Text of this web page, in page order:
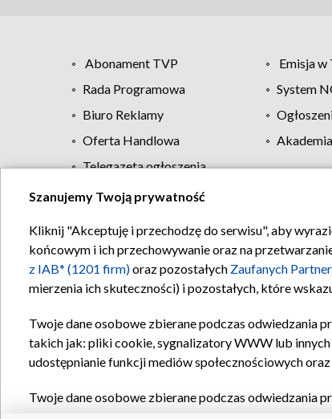
Abonament TVP Emisja w
Rada Programowa
System
Biuro Reklamy
Oferta Handlowa
Telegazeta ogłoszenia
Regulamin
Szanujemy Twoją prywatność
Kliknij "Akceptuję i przechodzę do serwisu", aby
końcowym i ich przechowywanie oraz na
z IAB* (1201 firm)oraz pozostałych Zaufanych
mierzenia ich skuteczności) i pozostałych, które
Twoje dane osobowe zbierane podczas odwiedzania
takich jak: pliki cookie, sygnalizatory WWW lub
udostępnianie funkcji mediów społecznościowych
Twoje dane osobowe zbierane podczas odwiedzania